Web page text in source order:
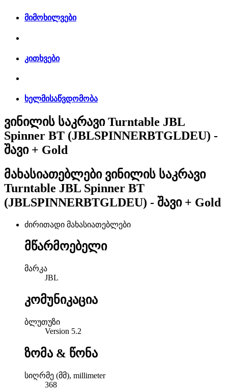
მიმოხილვები
კითხვები
ხელმისაწვდომობა
ვინილის საკრავი Turntable JBL
Spinner BT (JBLSPINNERBTGLDEU) -
შავი + Gold
მახასიათებლები ვინილის საკრავი
Turntable JBL Spinner BT
(JBLSPINNERBTGLDEU) - შავი + Gold
ძირითადი მახასიათებლები
მწარმოებელი
მარკა
JBL
კომუნიკაცია
ბლუთუზი
Version 5.2
ზომა & წონა
სიღრმე (მმ), millimeter
368